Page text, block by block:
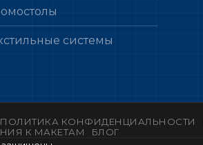
системы
ПОЛИТИКА КОНФИДЕНЦИАЛЬНОСТИ
К МАКЕТАМ
БЛОГ